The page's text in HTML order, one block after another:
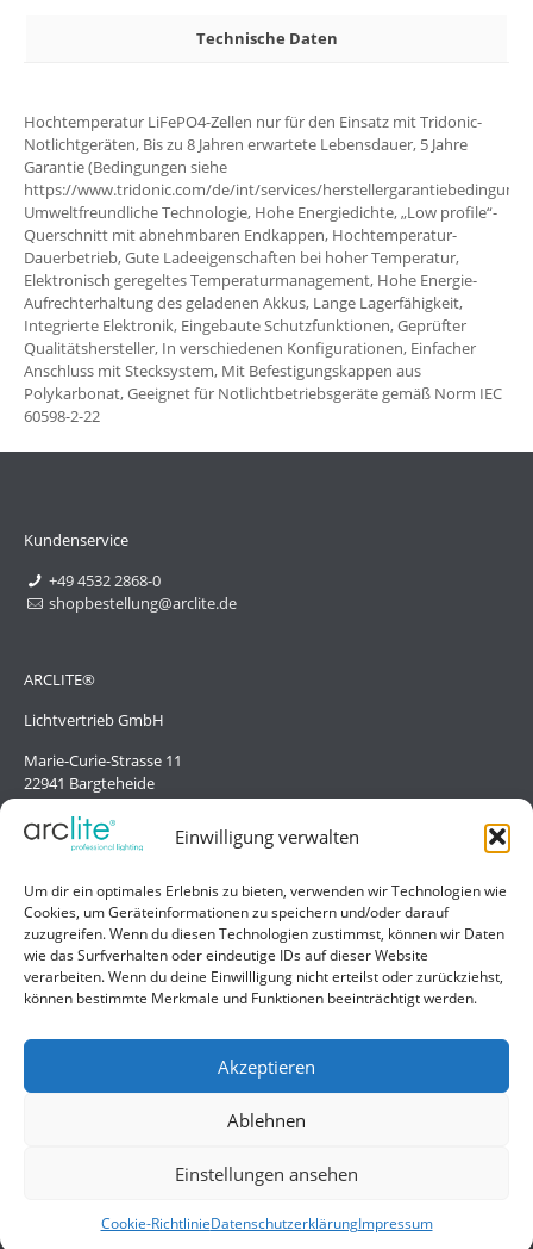
Einwilligung verwalten
Um dir ein optimales Erlebnis zu bieten, verwenden wir Technologien wie
Cookies, um Geräteinformationen zu speichern und/oder darauf
zuzugreifen. Wenn du diesen Technologien zustimmst, können wir Daten
wie das Surfverhalten oder eindeutige IDs auf dieser Website
verarbeiten. Wenn du deine Einwillligung nicht erteilst oder zurückziehst,
können bestimmte Merkmale und Funktionen beeinträchtigt werden.
Akzeptieren
Ablehnen
Einstellungen ansehen
Cookie-RichtlinieDatenschutzerklärungImpressum
Technische Daten
Hochtemperatur LiFePO4-Zellen nur für den Einsatz mit Tridonic-
Notlichtgeräten, Bis zu 8 Jahren erwartete Lebensdauer, 5 Jahre
Garantie (Bedingungen siehe
https://www.tridonic.com/de/int/services/
Umweltfreundliche Technologie, Hohe Energiedichte, „Low profile“-
Querschnitt mit abnehmbaren Endkappen, Hochtemperatur-
Dauerbetrieb, Gute Ladeeigenschaften bei hoher Temperatur,
Elektronisch geregeltes Temperaturmanagement, Hohe Energie-
Aufrechterhaltung des geladenen Akkus, Lange Lagerfähigkeit,
Integrierte Elektronik, Eingebaute Schutzfunktionen, Geprüfter
Qualitätshersteller, In verschiedenen Konfigurationen, Einfacher
Anschluss mit Stecksystem, Mit Befestigungskappen aus
Polykarbonat, Geeignet für Notlichtbetriebsgeräte gemäß Norm IEC
60598-2-22
Kundenservice
+49 4532 2868-0
shopbestellung@arclite.de
ARCLITE®
Lichtvertrieb GmbH
Marie-Curie-Strasse 11
22941 Bargteheide
Deutschland/Germany
Hilfe
Liefer- und Zahlungsbedingungen
Kontakt